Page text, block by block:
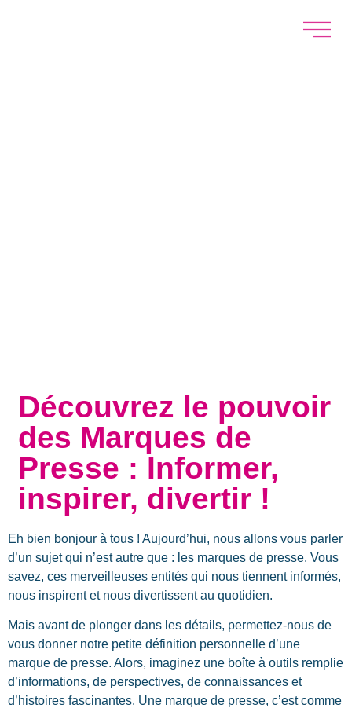
Découvrez le pouvoir
des Marques de
Presse : Informer,
inspirer, divertir !
Eh bien bonjour à tous ! Aujourd’hui, nous allons vous parler
d’un sujet qui n’est autre que : les marques de presse. Vous
savez, ces merveilleuses entités qui nous tiennent informés,
nous inspirent et nous divertissent au quotidien.
Mais avant de plonger dans les détails, permettez-nous de
vous donner notre petite définition personnelle d’une
marque de presse. Alors, imaginez une boîte à outils remplie
d’informations, de perspectives, de connaissances et
d’histoires fascinantes. Une marque de presse, c’est comme